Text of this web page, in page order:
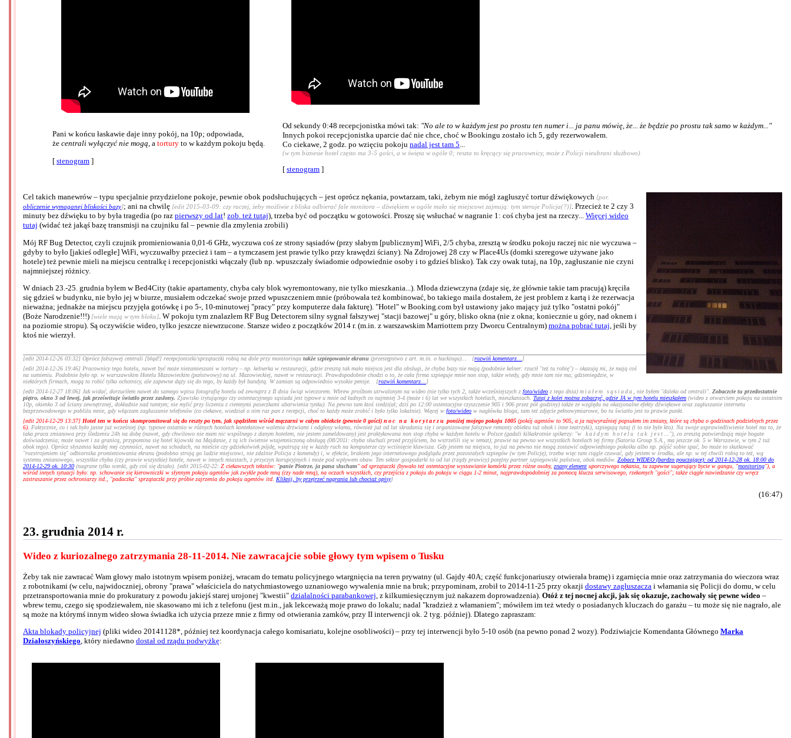
Pani w końcu łaskawie daje inny pokój, na 10p; odpowiada,
że centrali wyłączyć nie mogą, a tortury to w każdym pokoju będą.
[ stenogram ]
Od sekundy 0:48 recepcjonistka mówi tak: "No ale to w każdym jest po prostu ten numer i... ja panu mówię, że... że będzie po prostu tak samo w każdym..."
Innych pokoi recepcjonistka uparcie dać nie chce, choć w Bookingu zostało ich 5, gdy rezerwowałem.
Co ciekawe, 2 godz. po wzięciu pokoju nadal jest tam 5...
(w tym biznesie hotel często ma 3-5 gości, a w święta w ogóle 0; reszta to kręcący się pracownicy, może z Policji nieubrani służbowo)
[ stenogram ]
Cel takich manewrów – typu specjalnie przydzielone pokoje, pewnie obok podsłuchujących – jest oprócz nękania, powtarzam, taki, żebym nie mógł zagłuszyć tortur dźwiękowych [por.
obliczenie wymaganej bliskości bazy]; ani na chwilę [edit 2015-03-09: czy raczej, żeby możliwie z bliska odbierać fale monitora – dźwiękiem w ogóle mało się miejscowi zajmują: tym steruje Policja(?)]. Przecież te 2 czy 3
minuty bez dźwięku to by była tragedia (po raz pierwszy od lat! zob. też tutaj), trzeba być od początku w gotowości. Proszę się wsłuchać w nagranie 1: coś chyba jest na rzeczy... Więcej wideo
tutaj (widać też jakąś bazę transmisji na czujniku fal – pewnie dla zmylenia zrobili)
Mój RF Bug Detector, czyli czujnik promieniowania 0,01-6 GHz, wyczuwa coś ze strony sąsiadów (przy słabym [publicznym] WiFi, 2/5 chyba, zresztą w środku pokoju raczej nic nie wyczuwa –
gdyby to było [jakieś odległe] WiFi, wyczuwałby przecież i tam – a tymczasem jest prawie tylko przy krawędzi ściany). Na Zdrojowej 28 czy w Place4Us (domki szeregowe używane jako
hotele) też pewnie mieli na miejscu centralkę i recepcjonistki włączały (lub np. wpuszczały świadomie odpowiednie osoby i to gdzieś blisko). Tak czy owak tutaj, na 10p, zagłuszanie nie czyni
najmniejszej różnicy.
W dniach 23.-25. grudnia byłem w Bed4City (takie apartamenty, chyba cały blok wyremontowany, nie tylko mieszkania...). Młoda dziewczyna (zdaje się, że głównie takie tam pracują) kręciła
się gdzieś w budynku, nie było jej w biurze, musiałem odczekać swoje przed wpuszczeniem mnie (próbowała też kombinować, bo takiego maila dostałem, że jest problem z kartą i że rezerwacja
nieważna; jednakże na miejscu przyjęła gotówkę i po 5-, 10-minutowej "pracy" przy komputerze dała fakturę). "Hotel" w Booking.com był ustawiony jako mający już tylko "ostatni pokój"
(Boże Narodzenie!!!) [wiele mają w tym bloku] . W pokoju tym znalazłem RF Bug Detectorem silny sygnał fałszywej "stacji bazowej" u góry, blisko okna (nie z okna; koniecznie u góry, nad oknem i
na poziomie stropu). Są oczywiście wideo, tylko jeszcze niewrzucone. Starsze wideo z początków 2014 r. (m.in. z warszawskim Marriottem przy Dworcu Centralnym) można pobrać tutaj , jeśli by
ktoś nie wierzył.
[edit 2014-12-26 03:32] Oprócz fałszywej centrali [błąd!] recepcjonistki/sprzątaczki robią na dole przy monitoringu także szpiegowanie ekranu (przestępstwo z art. m.in. o hackingu) ... [rozwiń komentarz... ]
[edit 2014-12-26 19:46] Pracownicy tego hotelu, nawet być może niezamieszani w tortury – np. kelnerka w restauracji, gdzie zresztą tak mało miejsca jest dla obsługi, że chyba bazy nie mają (podobnie kelner: rzucił "też tu robię") – okazują mi, że mają coś
na sumieniu. Podobnie było np. w warszawskim Hotelu Mazowieckim (państwowy) na ul. Mazowieckiej, nawet w restauracji. Prawdopodobnie chodzi o to, że cała firma szpieguje mnie non stop, także wtedy, gdy mnie tam nie ma; gdzieniegdzie, w
niektórych firmach, mogą to robić tylko ochotnicy, ale zapewne dąży się do tego, by każdy był bandytą. W zamian są odpowiednio wysokie pensje.
[rozwiń komentarz... ]
[edit 2014-12-27 18:06] Jak widać, dorzuciłem nawet do samego wpisu fotografię hotelu od zewnątrz z II dnia świąt wieczorem. Wbrew prośbom utrwalonym na wideo (nie tylko tych 2, także wcześniejszych z foto/wideo z tego dnia) miałem sąsiada , nie byłem "daleko od centrali". Zobaczcie tu przedostatnie
piętro, okno 3 od lewej, jak prześwituje światło przez zasłony. Zjawisko irytującego czy ostentacyjnego sąsiada jest typowe u mnie od ładnych co najmniej 3-4 (może i 6) lat we wszystkich hotelach, mieszkaniach. Tutaj z kolei można zobaczyć, gdzie JA w tym hotelu mieszkałem (wideo z otwarciem pokoju na ostatnim
10p, okienko 3 od ściany zewnętrznej, dokładnie nad tamtym; nie mylić przy liczeniu z ciemnymi paseczkami ubarwienia tynku). Na pewno tam ktoś siedzi(ał; dziś po 12:00 ostentacyjne czyszczenie 905 i 906 przez pół godziny) także ze względu na okazjonalne efekty dźwiękowe oraz zagłuszanie internetu
bezprzewodowego w pobliżu mnie, gdy włączam zagłuszanie telefonów (co ciekawe, wiedział o nim raz pan z recepcji, choć to każdy może zrobić i było tylko lokalnie). Więcej w foto/wideo w nagłówku bloga, tam też zdjęcie pełnowymiarowe, bo tu światło jest to prawie punkt.
[edit 2014-12-29 13:37] Hotel ten w końcu skompromitował się do reszty po tym, jak spędziłem wśród męczarni w całym obiekcie (pewnie 0 gości) noc na korytarzu poniżej mojego pokoju 1005 (pokój agentów to 905, a ja najwyraźniej popsułem im zmiany, które są chyba o godzinach podzielnych przez
6).
Faktycznie, co i tak było jasne już wcześniej (np. typowe ostatnio w różnych hotelach kontekstowe walenia drzwiami i odgłosy włamu, również już od lat skradania się i organizowane fałszywe remonty obiektu tuż obok i inne teatrzyki), szpiegują tutaj (i to nie byle kto). Na swoje usprawiedliwienie hotel ma to, że
taka praca zmianowa przy śledzeniu 24h na dobę (nawet, gdy chwilowo nie mam nic wspólnego z danym hotelem, nie jestem zameldowany) jest praktykowana non stop chyba w każdym hotelu w Polsce (gadali kilkakrotnie spikerzy: "w każdym hotelu tak jest
..."), co zresztą potwierdzają moje bogate
doświadczenia; może nawet i za granicą, przypomina się hotel kijowski na Majdanie, z tą ich świetnie wtajemniczoną obsługą (08/2011: chyba słuchali przed przyjściem, bo wstrzelili się w temat); prawie na pewno we wszystkich hotelach tej firmy (Satoria Group S.A., ma jeszcze ok. 5 w Warszawie, w tym 2 tuż
obok tego). Oprócz słyszenia każdej mej czynności, nawet na schodach, na mieście czy gdziekolwiek pójdę, wpatrują się w każdy ruch na komputerze czy wciśnięcie klawisza. Gdy jestem na miejscu, to już na pewno nie mogą zostawić odpowiedniego pokoiku albo np. pójść sobie spać, bo może to skutkować
"rozstrojeniem się" odbiornika promieniowania ekranu (podobno stroją go ludzie miejscowi, nie zdalnie Policja z komendy) i, w efekcie, brakiem jego internetowego podglądu przez pozostałych szpiegów (w tym Policję); trzeba więc tam ciągle czuwać, gdy jestem w środku, ale np. w tej chwili robią to też, wg
systemu zmianowego, wszystkie chyba (czy prawie wszystkie) hotele, nawet w innych miastach, z przyczyn korupcyjnych i może pod wpływem obaw. Ten sektor gospodarki to od lat (rządy prawicy) potężny partner szpiegowski państwa, obok mediów. Zobacz WIDEO (bardzo pouczające): od 2014-12-28 ok. 18:00 do
2014-12-29 ok. 10:30 (nagrane tylko scenki, gdy coś się działo). [edit 2015-02-22: Z ciekawszych tekstów: "panie Piotrze, ja pana słucham" od sprzątaczki (bywało też ostentacyjne wystawianie komórki przez różne osoby, znany element uporczywego nękania, tu zapewne sugerujący bycie w gangu, "monitoring"), a
wśród innych sytuacji było: np. schowanie się kierowniczki w słynnym pokoju agentów jak zwykle pode mną (czy nade mną), na oczach wszystkich, czy przejścia z pokoju do pokoju w ciągu 1-2 minut, najprawdopodobniej za pomocą klucza serwisowego, rzekomych "gości"; także ciągłe nawiedzanie czy wręcz
zastraszanie przez ochroniarzy itd., "padaczka" sprzątaczki przy próbie zajrzenia do pokoju agentów itd.
Kliknij, by przejrzeć nagrania lub chociaż opisy]
(16:47)
23. grudnia 2014 r.
Wideo z kuriozalnego zatrzymania 28-11-2014. Nie zawracajcie sobie głowy tym wpisem o Tusku
Żeby tak nie zawracać Wam głowy mało istotnym wpisem poniżej, wracam do tematu policyjnego wtargnięcia na teren prywatny (ul. Gajdy 40A; część funkcjonariuszy otwierała bramę) i zgarnięcia mnie oraz zatrzymania do wieczora wraz
z robotnikami (w celu, najwidoczniej, obrony "prawa" właściciela do natychmiastowego uznaniowego wywalenia mnie na bruk; przypominam, zrobił to 2014-11-25 przy okazji dostawy zagłuszacza i włamania się Policji do domu, w celu
przetransportowania mnie do prokuratury z powodu jakiejś starej urojonej "kwestii" działalności parabankowej , z kilkumiesięcznym już nakazem doprowadzenia). Otóż z tej nocnej akcji, jak się okazuje, zachowały się pewne wideo –
wbrew temu, czego się spodziewałem, nie skasowano mi ich z telefonu (jest m.in., jak lekceważą moje prawo do lokalu; nadal "kradzież z włamaniem"; mówiłem im też wtedy o posiadanych kluczach do garażu – tu może się nie nagrało, ale
są może na którymś innym wideo słowa świadka ich użycia przeze mnie z firmy od otwierania zamków, przy II interwencji ok. 2 tyg. później). Dlatego zapraszam:
Akta blokady policyjnej (pliki wideo 20141128*, później też koordynacja całego komisariatu, kolejne osobliwości) – przy tej interwencji było 5-10 osób (na pewno ponad 2 wozy). Podziwiajcie Komendanta Głównego Marka
Działoszyńskiego, który niedawno dostał od rządu podwyżkę: